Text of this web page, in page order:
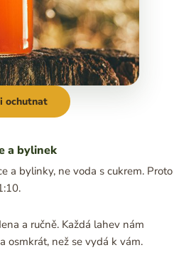
a bylinek
a bylinky, ne voda s cukrem. Proto
a ručně. Každá lahev nám
osmkrát, než se vydá k vám.
ochutnat